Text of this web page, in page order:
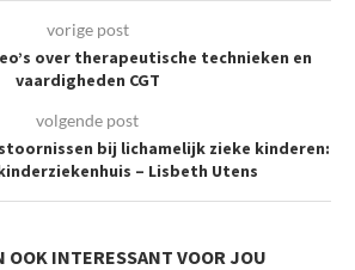
vorige post
over therapeutische technieken en
vaardigheden CGT
volgende post
bij lichamelijk zieke kinderen:
– Lisbeth Utens
OOK INTERESSANT VOOR JOU